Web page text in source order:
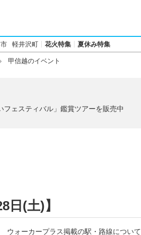
軽井沢町 花火特集 夏休み特集
甲信越のイベント
ェスティバル」鑑賞ツアーを販売中
日(土)】
ウォーカープラス掲載の駅・路線について